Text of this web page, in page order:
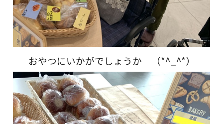
おやつにいかがでしょうか （*^_^*）